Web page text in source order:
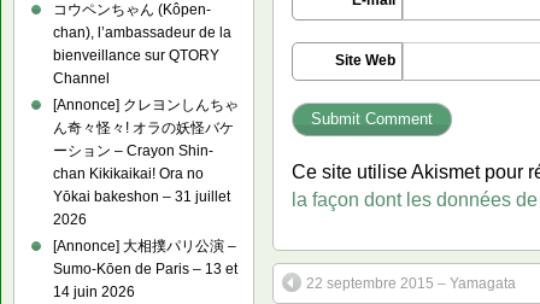
Site Web
Ce site utilise Akismet pour
la façon dont les données
22 septembre 2015 – Yamagata
コウペンちゃん (Kôpen-
chan), l’ambassadeur de la
bienveillance sur QTORY
Channel
[Annonce] クレヨンしんちゃ
ん奇々怪々! オラの妖怪バケ
ーション – Crayon Shin-
chan Kikikaikai! Ora no
Yōkai bakeshon – 31 juillet
2026
[Annonce] 大相撲パリ公演 –
Sumo-Kōen de Paris – 13 et
14 juin 2026